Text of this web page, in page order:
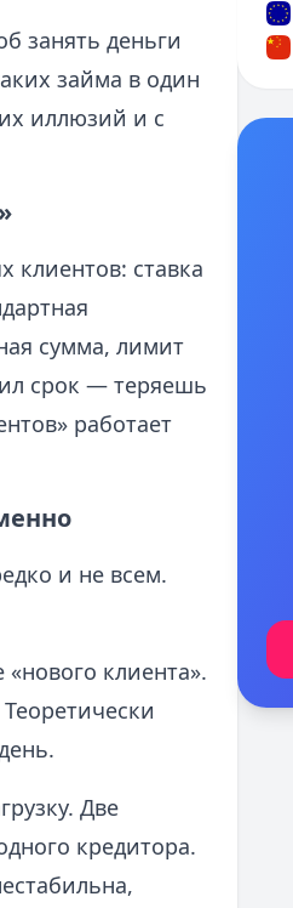
занять деньги
займа в один
иллюзий и с
ставка
сумма, лимит
срок — теряешь
работает
и не всем.
клиента».
Две
кредитора.